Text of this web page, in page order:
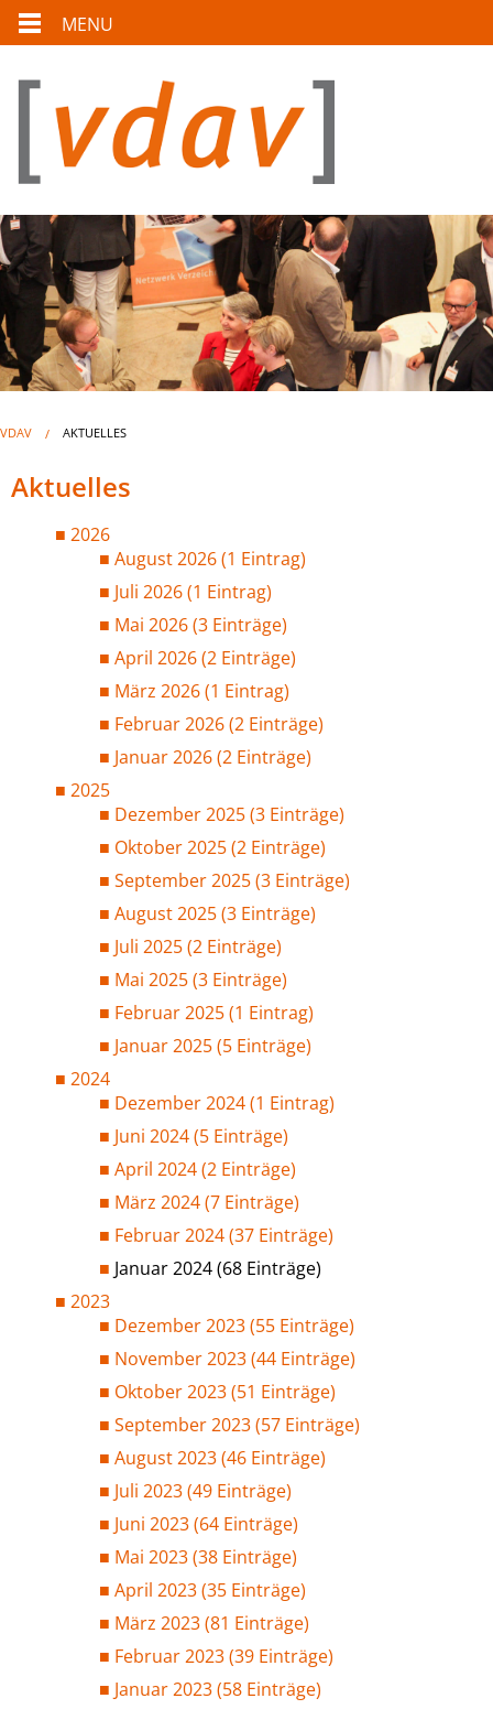
MENU
VDAV AKTUELLES
Aktuelles
2026
August 2026 (1 Eintrag)
Juli 2026 (1 Eintrag)
Mai 2026 (3 Einträge)
April 2026 (2 Einträge)
März 2026 (1 Eintrag)
Februar 2026 (2 Einträge)
Januar 2026 (2 Einträge)
2025
Dezember 2025 (3 Einträge)
Oktober 2025 (2 Einträge)
September 2025 (3 Einträge)
August 2025 (3 Einträge)
Juli 2025 (2 Einträge)
Mai 2025 (3 Einträge)
Februar 2025 (1 Eintrag)
Januar 2025 (5 Einträge)
2024
Dezember 2024 (1 Eintrag)
Juni 2024 (5 Einträge)
April 2024 (2 Einträge)
März 2024 (7 Einträge)
Februar 2024 (37 Einträge)
Januar 2024 (68 Einträge)
2023
Dezember 2023 (55 Einträge)
November 2023 (44 Einträge)
Oktober 2023 (51 Einträge)
September 2023 (57 Einträge)
August 2023 (46 Einträge)
Juli 2023 (49 Einträge)
Juni 2023 (64 Einträge)
Mai 2023 (38 Einträge)
April 2023 (35 Einträge)
März 2023 (81 Einträge)
Februar 2023 (39 Einträge)
Januar 2023 (58 Einträge)